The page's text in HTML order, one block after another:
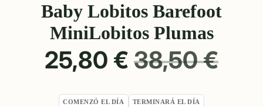
Baby Lobitos Barefoot
MiniLobitos Plumas
PRECIO
DE
25,80 € PRECIO
HABITUAL
38,50 €
COMENZÓ EL DÍA TERMINARÁ EL DÍA